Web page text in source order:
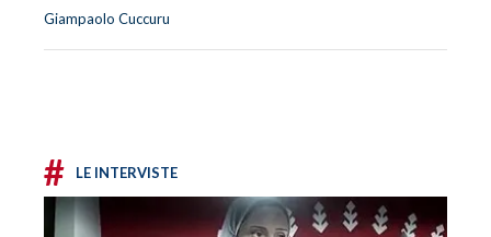
Giampaolo Cuccuru
# LE INTERVISTE